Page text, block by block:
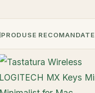
PRODUSE RECOMANDATE